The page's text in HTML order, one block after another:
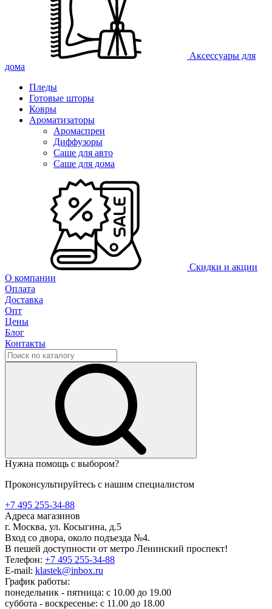
Аксессуары для
дома
Пледы
Готовые шторы
Ковры
Ароматизаторы
Аромаспреи
Диффузоры
Саше для авто
Саше для дома
Скидки и акции
О компании
Оплата
Доставка
Опт
Цены
Блог
Контакты
Нужна помощь с выбором?
Проконсультируйтесь с нашим специалистом
+7 495 255-34-88
Адреса магазинов
г. Москва, ул. Косыгина, д.5
Вход со двора, около подъезда №4.
В пешей доступности от метро Ленинский проспект!
Телефон: +7 495 255-34-88
E-mail: klastek@inbox.ru
График работы:
понедельник - пятница: с 10.00 до 19.00
суббота - воскресенье: с 11.00 до 18.00